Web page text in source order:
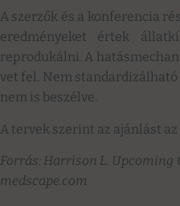
A szerzők és a konferencia
eredményeket értek
reprodukálni. A
vet fel. Nem
nem is beszélve.
A tervek szerint az ajánlást
Forrás: Harrison L. Upcoming
medscape.com